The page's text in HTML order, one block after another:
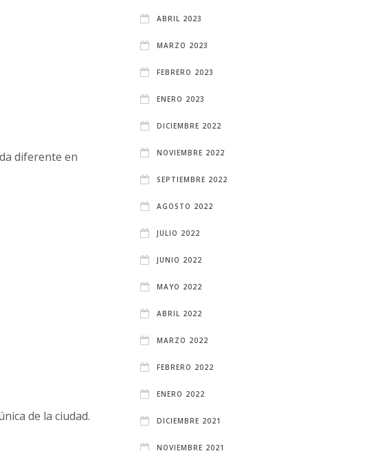
diferente en
de la ciudad.
ABRIL 2023
MARZO 2023
FEBRERO 2023
ENERO 2023
DICIEMBRE 2022
NOVIEMBRE 2022
SEPTIEMBRE 2022
AGOSTO 2022
JULIO 2022
JUNIO 2022
MAYO 2022
ABRIL 2022
MARZO 2022
FEBRERO 2022
ENERO 2022
DICIEMBRE 2021
NOVIEMBRE 2021